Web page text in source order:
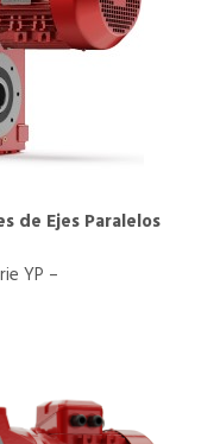
de Ejes Paralelos
YP –